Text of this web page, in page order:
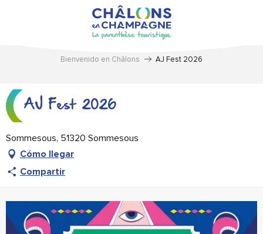
Bienvenido en Châlons AJ Fest 2026
AJ Fest 2026
Sommesous, 51320 Sommesous
Cómo llegar
Compartir